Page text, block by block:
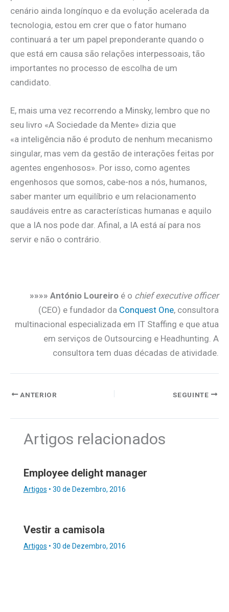
cenário ainda longínquo e da evolução acelerada da
tecnologia, estou em crer que o fator humano
continuará a ter um papel preponderante quando o
que está em causa são relações interpessoais, tão
importantes no processo de escolha de um
candidato.
E, mais uma vez recorrendo a Minsky, lembro que no
seu livro «A Sociedade da Mente» dizia que
«a inteligência não é produto de nenhum mecanismo
singular, mas vem da gestão de interações feitas por
agentes engenhosos». Por isso, como agentes
engenhosos que somos, cabe-nos a nós, humanos,
saber manter um equilíbrio e um relacionamento
saudáveis entre as características humanas e aquilo
que a IA nos pode dar. Afinal, a IA está aí para nos
servir e não o contrário.
»»»» António Loureiro é o chief executive officer
(CEO) e fundador da Conquest One, consultora
multinacional especializada em IT Staffing e que atua
em serviços de Outsourcing e Headhunting. A
consultora tem duas décadas de atividade.
ANTERIOR SEGUINTE
Artigos relacionados
Employee delight manager
Artigos • 30 de Dezembro, 2016
Vestir a camisola
Artigos • 30 de Dezembro, 2016